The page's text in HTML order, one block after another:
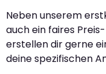
Neben unserem
auch ein faires
erstellen dir gerne
deine spezifischen